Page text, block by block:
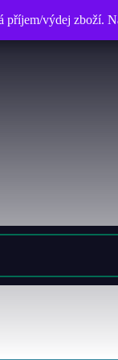
výdej zboží.
výdej zboží.